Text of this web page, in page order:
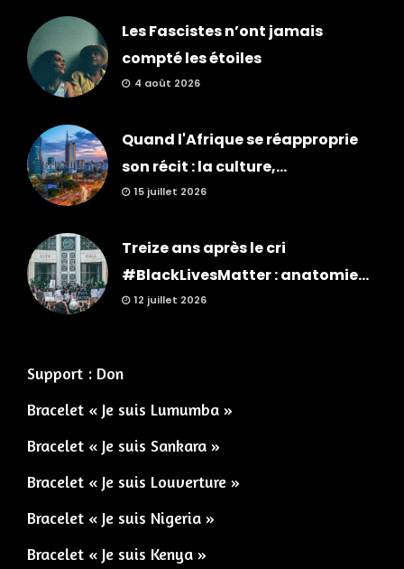
Les Fascistes n’ont jamais
compté les étoiles
4 août 2026
Quand l'Afrique se réapproprie
son récit : la culture,...
15 juillet 2026
Treize ans après le cri
#BlackLivesMatter : anatomie...
12 juillet 2026
Support : Don
Bracelet « Je suis Lumumba »
Bracelet « Je suis Sankara »
Bracelet « Je suis Louverture »
Bracelet « Je suis Nigeria »
Bracelet « Je suis Kenya »